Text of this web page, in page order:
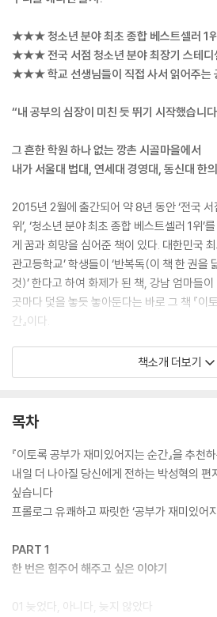
★★★ 청소년 분야 최초 종합 베스트셀러 1
★★★ 전국 서점 청소년 분야 최장기 스테디
★★★ 학교 선생님들이 직접 사서 읽어주는
“내 공부의 심장이 미친 듯 뛰기 시작했습니
그 흔한 학원 하나 없는 깡촌 시골마을에서
내가 서울대 법대, 연세대 경영대, 동신대 한
2015년 2월에 출간되어 약 8년 동안 ‘전국
위’, ‘청소년 분야 최초 종합 베스트셀러 1위’
게 꿈과 희망을 심어준 책이 있다. 대한민국
관고등학교’ 학생들이 ‘반복독(이 책 한 권을
것)’ 한다고 하여 화제가 된 책, 강남 엄마들
곳마다 덫을 놓듯 놓아둔다는 바로 그 책 『이
간』이다.
족집게 같은 공부법을 전하는 것도 아닌 이
누리며 50만 청소년들의 마음을 뒤흔들어놓
좋은 공부법을 알아도, 국내에서 가장 유명한
올릴 수 없으리라 단언한다. 학원 하나 없는
지만, 열악한 환경을 극복하고 오로지 ‘마음
에 합격한 자신의 이야기가 이를 뒷받침한다.
읽힐 걸.’ 지금이라도 이 책을 알게 되어 참 다
간, 왜 이 책이 엄청나게 유명한지 그 이유를
책소개 더보기
목차
『이토록 공부가 재미있어지는 순간』을 추천
내일 더 나아질 당신에게 전하는 박성혁의
싶습니다
프롤로그 유쾌하고 짜릿한 ‘공부가 재미있어
PART 1
한 번은 힘주어 해주고 싶은 이야기
01 늦었다, 아니다, 늦지 않았다